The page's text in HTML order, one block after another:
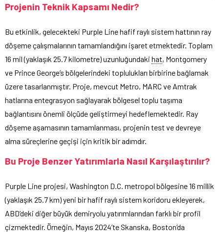
Projenin Teknik Kapsamı Nedir?
Bu etkinlik, gelecekteki Purple Line hafif raylı sistem hattının ray
döşeme çalışmalarının tamamlandığını işaret etmektedir. Toplam
16 mil (yaklaşık 25.7 kilometre) uzunluğundaki hat, Montgomery
ve Prince George’s bölgelerindeki toplulukları birbirine bağlamak
üzere tasarlanmıştır. Proje, mevcut Metro, MARC ve Amtrak
hatlarına entegrasyon sağlayarak bölgesel toplu taşıma
bağlantısını önemli ölçüde geliştirmeyi hedeflemektedir. Ray
döşeme aşamasının tamamlanması, projenin test ve devreye
alma süreçlerine geçişi için kritik bir adımdır.
Bu Proje Benzer Yatırımlarla Nasıl Karşılaştırılır?
Purple Line projesi, Washington D.C. metropol bölgesine 16 millik
(yaklaşık 25.7 km) yeni bir hafif raylı sistem koridoru ekleyerek,
ABD’deki diğer büyük demiryolu yatırımlarından farklı bir profil
çizmektedir. Örneğin, Mayıs 2024’te Skanska, Boston’da